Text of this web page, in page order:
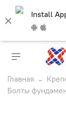
Install
Главная
Болты